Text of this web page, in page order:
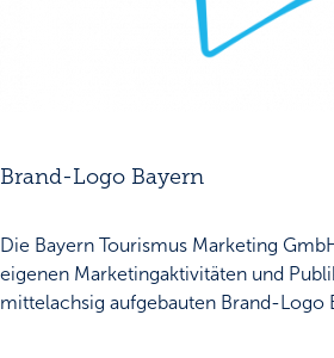
Brand-Logo Bayern
Die Bayern Tourismus Marketing
eigenen Marketingaktivitäten und
mittelachsig aufgebauten Brand-Logo